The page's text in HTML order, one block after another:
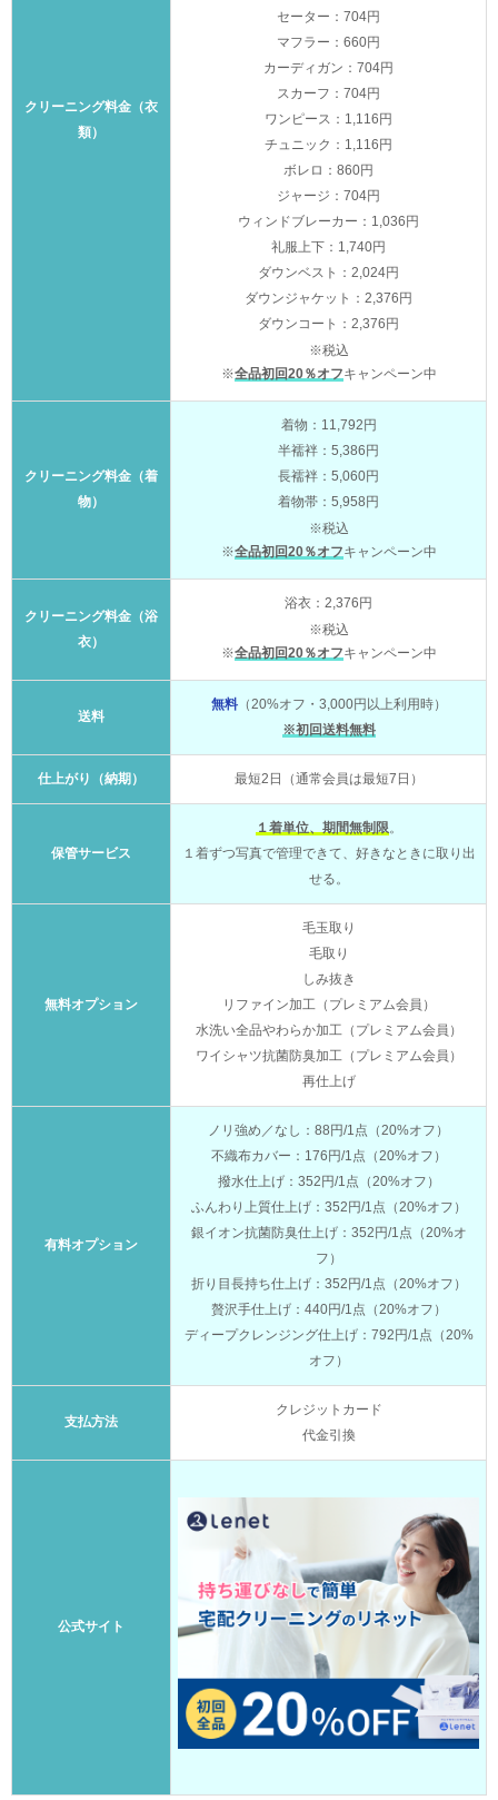
クリーニング料金（衣
類）
セーター：704円
マフラー：660円
カーディガン：704円
スカーフ：704円
ワンピース：1,116円
チュニック：1,116円
ボレロ：860円
ジャージ：704円
ウィンドブレーカー：1,036円
礼服上下：1,740円
ダウンベスト：2,024円
ダウンジャケット：2,376円
ダウンコート：2,376円
※税込
※全品初回20％オフキャンペーン中
クリーニング料金（着
物）
着物：11,792円
半襦袢：5,386円
長襦袢：5,060円
着物帯：5,958円
※税込
※全品初回20％オフキャンペーン中
クリーニング料金（浴
衣）
浴衣：2,376円
※税込
※全品初回20％オフキャンペーン中
送料
無料（20%オフ・3,000円以上利用時）
※初回送料無料
仕上がり（納期） 最短2日（通常会員は最短7日）
保管サービス
１着単位、期間無制限。
１着ずつ写真で管理できて、好きなときに取り出
せる。
無料オプション
毛玉取り
毛取り
しみ抜き
リファイン加工（プレミアム会員）
水洗い全品やわらか加工（プレミアム会員）
ワイシャツ抗菌防臭加工（プレミアム会員）
再仕上げ
有料オプション
ノリ強め／なし：88円/1点（20%オフ）
不織布カバー：176円/1点（20%オフ）
撥水仕上げ：352円/1点（20%オフ）
ふんわり上質仕上げ：352円/1点（20%オフ）
銀イオン抗菌防臭仕上げ：352円/1点（20%オ
フ）
折り目長持ち仕上げ：352円/1点（20%オフ）
贅沢手仕上げ：440円/1点（20%オフ）
ディープクレンジング仕上げ：792円/1点（20%
オフ）
支払方法
クレジットカード
代金引換
公式サイト